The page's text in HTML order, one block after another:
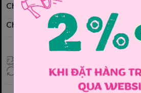
Chính sách mua hàng
Chính sách đổi hàng
Đổi hàng 3 ngày (HCM), 7 ngày (Tỉnh)